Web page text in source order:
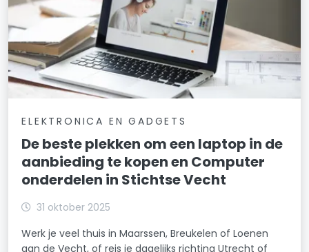
ELEKTRONICA EN GADGETS
De beste plekken om een laptop in de
aanbieding te kopen en Computer
onderdelen in Stichtse Vecht
31 oktober 2025
Werk je veel thuis in Maarssen, Breukelen of Loenen
aan de Vecht, of reis je dagelijks richting Utrecht of